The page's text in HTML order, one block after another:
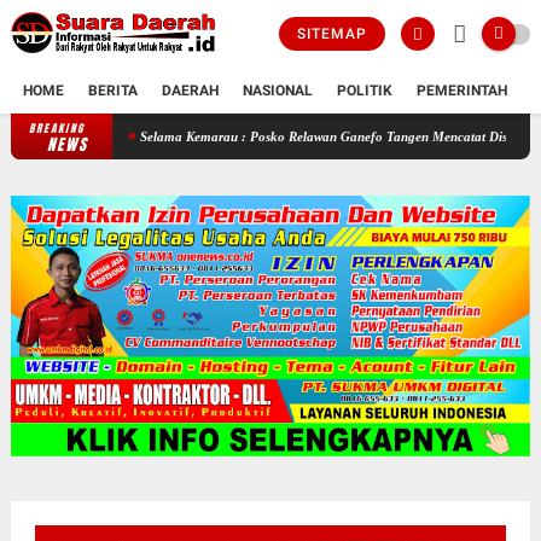
SITEMAP
HOME BERITA DAERAH NASIONAL POLITIK PEMERINTAH
BREAKING
NEWSSelama Kemarau : Posko Relawan Ganefo Tangen Mencatat Distribusikan 90